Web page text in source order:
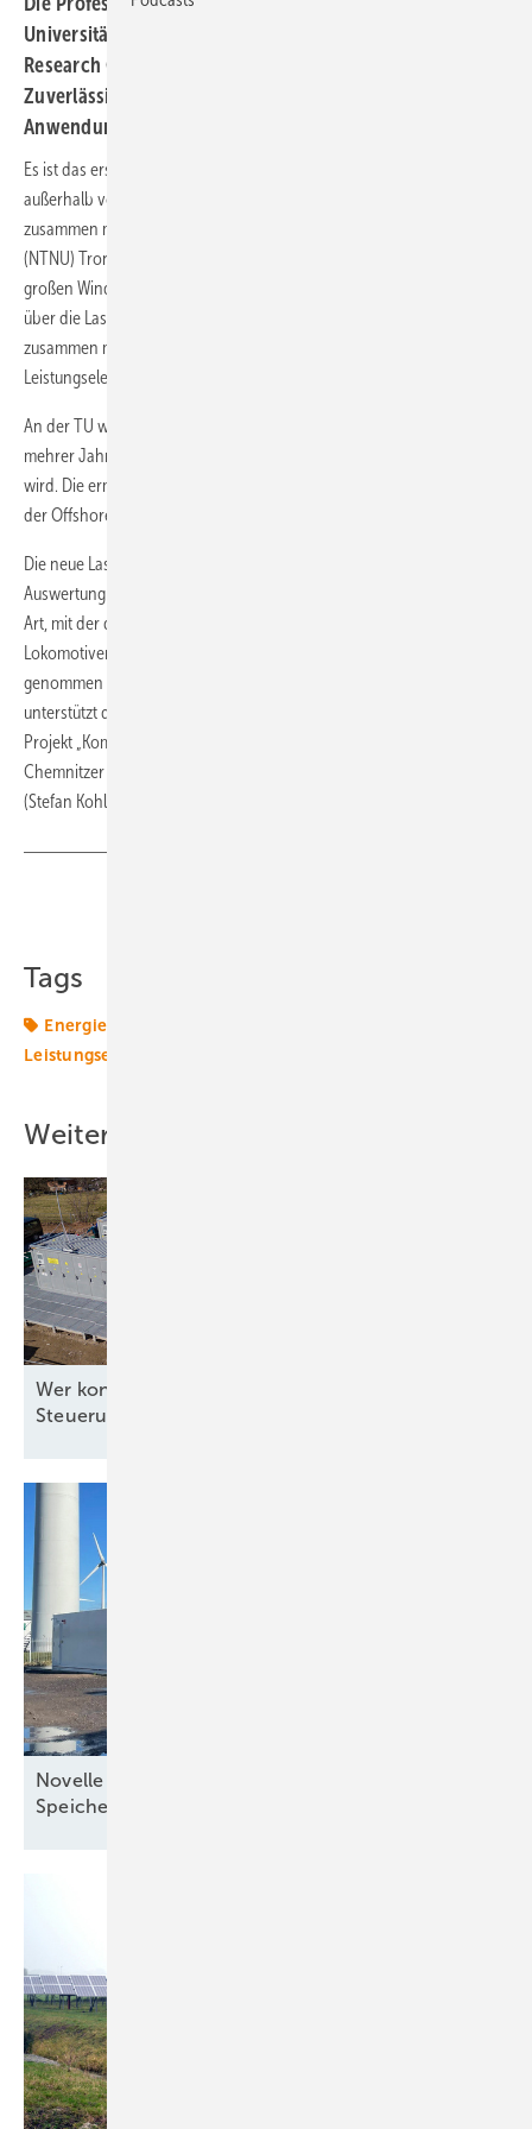
Universität (TU) Chemnitz hat vom norwegischen
Research Council einen Forschungsauftrag zur
Zuverlässigkeit der Leistungselektronik in Offshore-
Anwendungen erhalten.
Es ist das erste Projekt, das die Norweger an einer Hochschule
außerhalb von Skandinaviens finanzieren. Untersucht wird dabei
zusammen mit der Norwegischen Nationalen Technischen Universität
(NTNU) Trondheim die Zuverlässigkeit der Leistungselektronik in
großen Windparks. Die norwegischen Forscher haben bereits Daten
über die Lastzyklen an modernen Windrädern gesammelt und daraus
zusammen mit den Chemnitzern die Belastungszyklen der
Leistungselektronik ermittelt.
An der TU wird nun eine Versuchsanlage gebaut, auf der die Belastung
mehrer Jahrzehnte in einem Test über einige Wochen nachgestellt
wird. Die ermittelten Daten sollen eine Grundlage für die Auslegung
der Offshore-Windparks auf hohe Lebensdauer.
Die neue Lastwechselanlage ist eine bezüglich der Steuerung und
Auswertung verbesserte Weiterentwicklung der ersten Anlage dieser
Art, mit der das Institut bisher Leistungselektronik für elektrische
Lokomotiven testet. Sie soll in rund einem halben Jahr in Betrieb
genommen werden. Der Deutsche Akademische Auslandsdienst
unterstützt die deutsch-norwegische Zusammenarbeit durch das
Projekt „Kompetenzbildung Zuverlässigkeit Offshore“, bei dem ein
Chemnitzer Doktorand ein halbes Jahr lang in Norwegen arbeitet.
(Stefan Kohl)
Tags
Energiewende 2.0
Leistungselektronik
Weitere Inhalte
Wer kontrolliert die Software für die
Steuerung?
Novelle des Energiewirtschaftsgesetzes stärkt
Speicherausbau